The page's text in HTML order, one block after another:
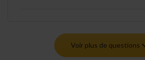
Voir plus de questions